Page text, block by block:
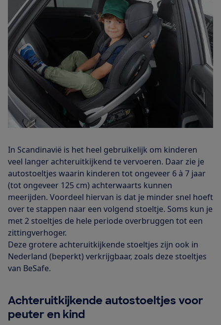
In Scandinavië is het heel gebruikelijk om kinderen
veel langer achteruitkijkend te vervoeren. Daar zie je
autostoeltjes waarin kinderen tot ongeveer 6 à 7 jaar
(tot ongeveer 125 cm) achterwaarts kunnen
meerijden. Voordeel hiervan is dat je minder snel hoeft
over te stappen naar een volgend stoeltje. Soms kun je
met 2 stoeltjes de hele periode overbruggen tot een
zittingverhoger.
Deze grotere achteruitkijkende stoeltjes zijn ook in
Nederland (beperkt) verkrijgbaar, zoals deze stoeltjes
van BeSafe.
Achteruitkijkende autostoeltjes voor
peuter en kind